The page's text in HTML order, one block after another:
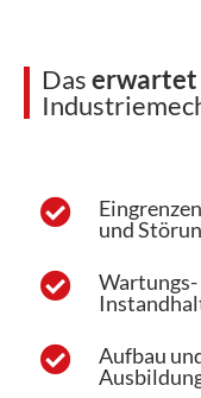
Daserwartet
und
Wartungs-
Aufbau